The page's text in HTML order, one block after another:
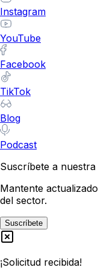
Instagram
YouTube
Facebook
TikTok
Blog
Podcast
Suscríbete a
Mantente
del sector.
Suscríbete
¡Solicitud recibida!